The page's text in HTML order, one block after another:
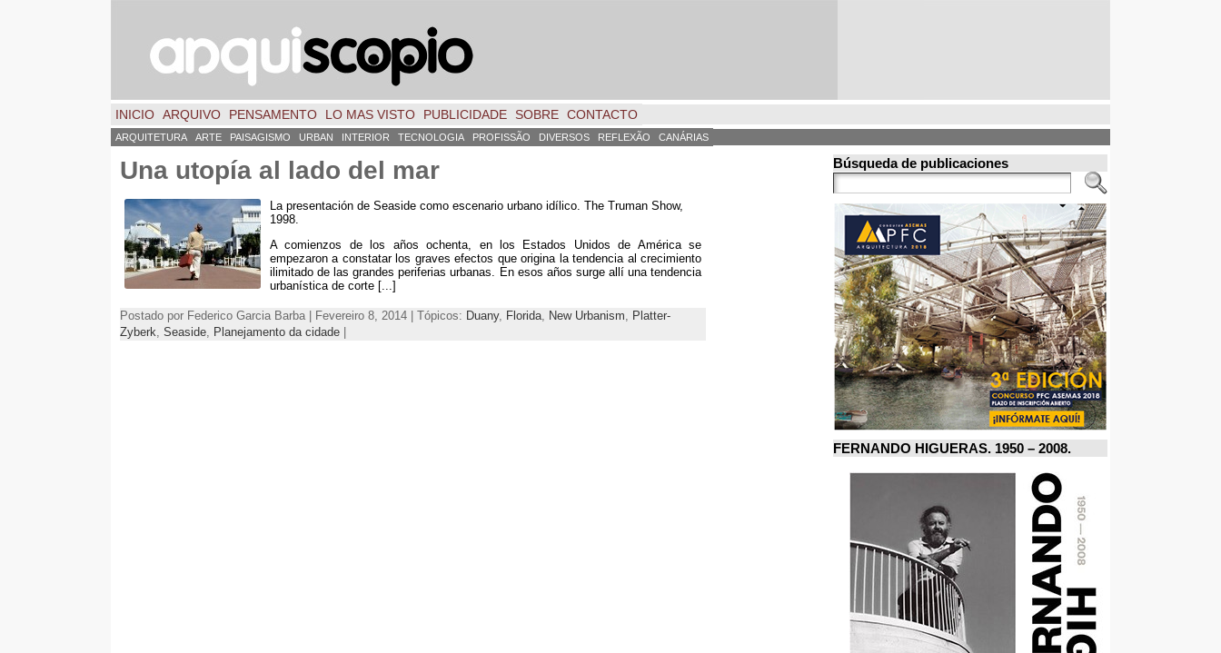
INICIO ARQUIVO PENSAMENTO LO MAS VISTO PUBLICIDADE SOBRE CONTACTO
ARQUITETURA ARTE PAISAGISMO URBAN INTERIOR TECNOLOGIA PROFISSÃO DIVERSOS REFLEXÃO CANÁRIAS
Una utopía al lado del mar
La presentación de Seaside como escenario urbano idílico The Truman Show,
1998.
A comienzos de los años ochenta
en los Estados Unidos de América se
empezaron a constatar los graves efectos que origina la tendencia al crecimiento
ilimitado de las grandes periferias urbanas
En esos años surge allí una tendencia
urbanística de corte [...]
Postado por Federico Garcia Barba | Fevereiro 8, 2014 | Tópicos: Duany, Florida, New Urbanism, Platter-
Zyberk, Seaside, Planejamento da cidade
Búsqueda de publicaciones
FERNANDO HIGUERAS. 1950 – 2008.